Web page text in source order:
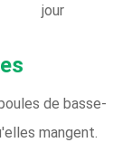
jour
de basse-
mangent.